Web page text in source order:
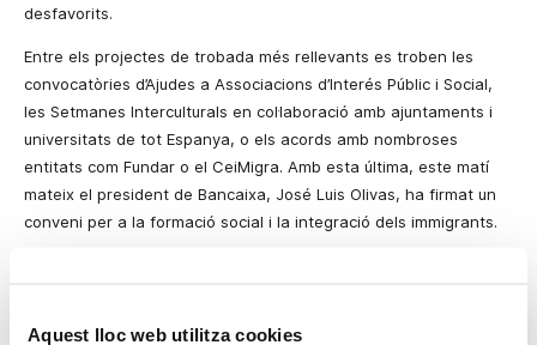
Aquest lloc web utilitza cookies
desfavorits.
Entre els projectes de trobada més rellevants es troben les
convocatòries d’Ajudes a Associacions d’Interés Públic i Social,
les Setmanes Interculturals en col·laboració amb ajuntaments i
universitats de tot Espanya, o els acords amb nombroses
entitats com Fundar o el CeiMigra. Amb esta última, este matí
mateix el president de Bancaixa, José Luis Olivas, ha firmat un
conveni per a la formació social i la integració dels immigrants.